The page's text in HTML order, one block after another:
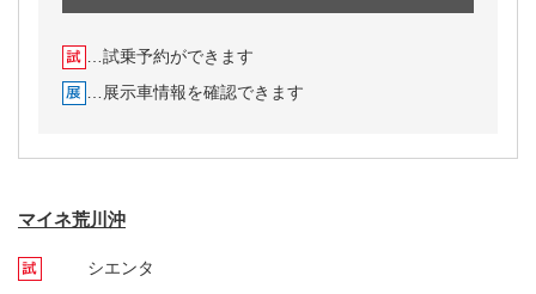
…試乗予約ができます
…展示車情報を確認できます
マイネ荒川沖
シエンタ